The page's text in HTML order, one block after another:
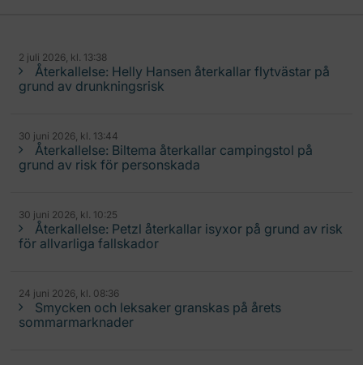
2 juli 2026, kl. 13:38
Återkallelse: Helly Hansen återkallar flytvästar på
grund av drunkningsrisk
30 juni 2026, kl. 13:44
Återkallelse: Biltema återkallar campingstol på
grund av risk för personskada
30 juni 2026, kl. 10:25
Återkallelse: Petzl återkallar isyxor på grund av risk
för allvarliga fallskador
24 juni 2026, kl. 08:36
Smycken och leksaker granskas på årets
sommarmarknader